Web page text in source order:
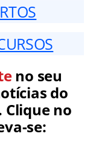
no seu
do
Clique no
se: